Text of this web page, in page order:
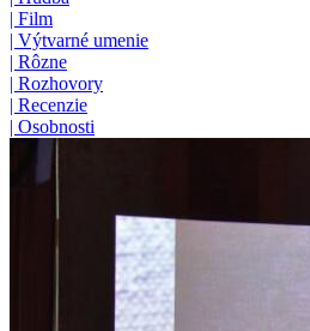
| Film
| Výtvarné umenie
| Rôzne
| Rozhovory
| Recenzie
| Osobnosti